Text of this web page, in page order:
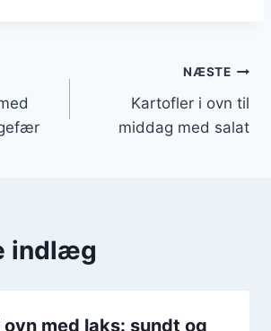
NÆSTE
Kartofler i ovn til
middag med salat
indlæg
med laks: sundt og